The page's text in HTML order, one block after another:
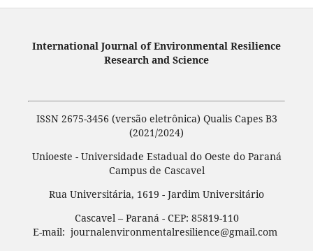
International Journal of Environmental Resilience
Research and Science
ISSN 2675-3456 (versão eletrônica) Qualis Capes B3
(2021/2024)
Unioeste - Universidade Estadual do Oeste do Paraná
Campus de Cascavel
Rua Universitária, 1619 - Jardim Universitário
Cascavel – Paraná - CEP: 85819-110
E-mail: journalenvironmentalresilience@gmail.com